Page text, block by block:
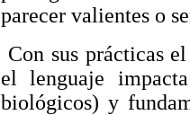
parecer valientes o
Con sus prácticas
el lenguaje
biológicos) y